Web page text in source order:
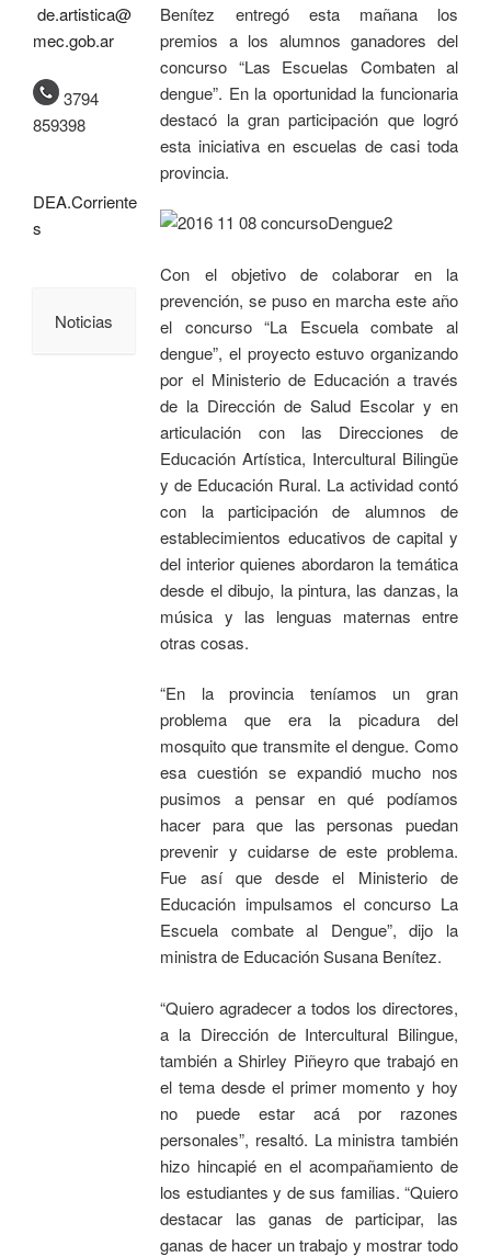
Benítez entregó esta mañana los
premios a los alumnos ganadores del
concurso “Las Escuelas Combaten al
dengue”. En la oportunidad la funcionaria
destacó la gran participación que logró
esta iniciativa en escuelas de casi toda
provincia.
Con el objetivo de colaborar en la
prevención, se puso en marcha este año
el concurso “La Escuela combate al
dengue”, el proyecto estuvo organizando
por el Ministerio de Educación a través
de la Dirección de Salud Escolar y en
articulación con las Direcciones de
Educación Artística, Intercultural Bilingüe
y de Educación Rural. La actividad contó
con la participación de alumnos de
establecimientos educativos de capital y
del interior quienes abordaron la temática
desde el dibujo, la pintura, las danzas, la
música y las lenguas maternas entre
otras cosas.
“En la provincia teníamos un gran
problema que era la picadura del
mosquito que transmite el dengue. Como
esa cuestión se expandió mucho nos
pusimos a pensar en qué podíamos
hacer para que las personas puedan
prevenir y cuidarse de este problema.
Fue así que desde el Ministerio de
Educación impulsamos el concurso La
Escuela combate al Dengue”, dijo la
ministra de Educación Susana Benítez.
“Quiero agradecer a todos los directores,
a la Dirección de Intercultural Bilingue,
también a Shirley Piñeyro que trabajó en
el tema desde el primer momento y hoy
no puede estar acá por razones
personales”, resaltó. La ministra también
hizo hincapié en el acompañamiento de
los estudiantes y de sus familias. “Quiero
destacar las ganas de participar, las
ganas de hacer un trabajo y mostrar todo
de.artistica@
mec.gob.ar
3794
859398
DEA.Corriente
s
Noticias